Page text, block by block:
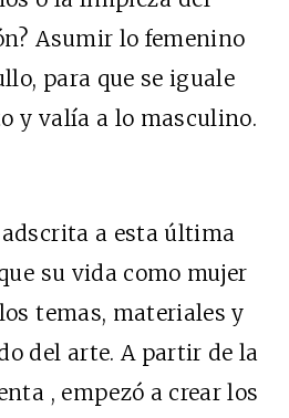
Asumir lo femenino
para que se iguale
y valía a lo masculino.
a esta última
su vida como mujer
temas, materiales y
del arte. A partir de la
, empezó a crear los